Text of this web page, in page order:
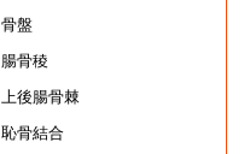
骨盤
腸骨稜
上後腸骨棘
恥骨結合